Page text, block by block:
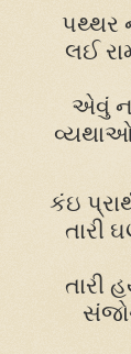
પથ્થર
લઈ
એવું
કંઇ
તારી
તારી